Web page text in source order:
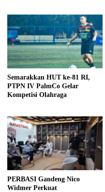
Semarakkan HUT ke-81 RI,
PTPN IV PalmCo Gelar
Kompetisi Olahraga
PERBASI Gandeng Nico
Widmer Perkuat